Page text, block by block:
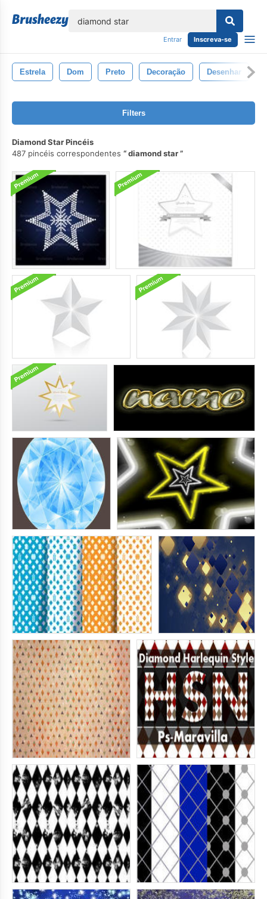
Entrar Inscreva-se
Estrela Dom Preto Decoração Desenhar
Filters
Diamond Star Pincéis
487 pincéis correspondentes
diamond star